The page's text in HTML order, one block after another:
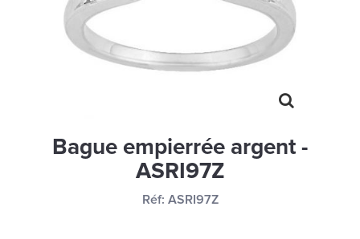
CARTES CADEAUX
BLOG
Bague empierrée argent -
ASRI97Z
Réf: ASRI97Z